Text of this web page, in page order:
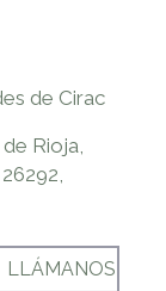
de Cirac
Rioja,
LLÁMANOS